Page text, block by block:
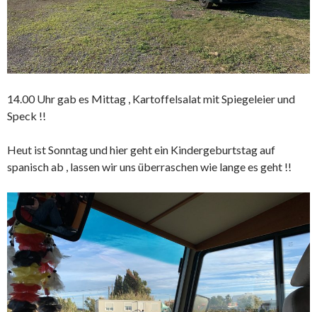
14.00 Uhr gab es Mittag , Kartoffelsalat mit Spiegeleier und
Speck !!
Heut ist Sonntag und hier geht ein Kindergeburtstag auf
spanisch ab , lassen wir uns überraschen wie lange es geht !!